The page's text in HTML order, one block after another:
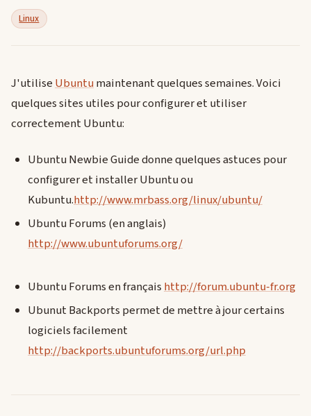
Linux
J'utiliseUbuntumaintenant quelques semaines. Voici
quelques sites utiles pour configurer et utiliser
correctement Ubuntu:
Ubuntu Newbie Guide donne quelques astuces pour
configurer et installer Ubuntu ou
Kubuntu.http://www.mrbass.org/linux/ubuntu/
Ubuntu Forums (en anglais)
http://www.ubuntuforums.org/
Ubuntu Forums en françaishttp://forum.ubuntu-fr.org
Ubunut Backports permet de mettre à jour certains
logiciels facilement
http://backports.ubuntuforums.org/url.php